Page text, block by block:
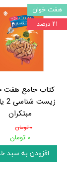
کتاب جامع هفت
مبتکران
۰ تومان
۰ تومان
افزودن به سبد
هفت خوان
۲۱ درصد